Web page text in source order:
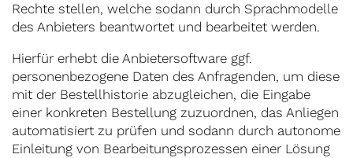
Rechte stellen, welche sodann durch Sprachmodelle
des Anbieters beantwortet und bearbeitet werden.
Hierfür erhebt die Anbietersoftware ggf.
personenbezogene Daten des Anfragenden, um diese
mit der Bestellhistorie abzugleichen, die Eingabe
einer konkreten Bestellung zuzuordnen, das Anliegen
automatisiert zu prüfen und sodann durch autonome
Einleitung von Bearbeitungsprozessen einer Lösung